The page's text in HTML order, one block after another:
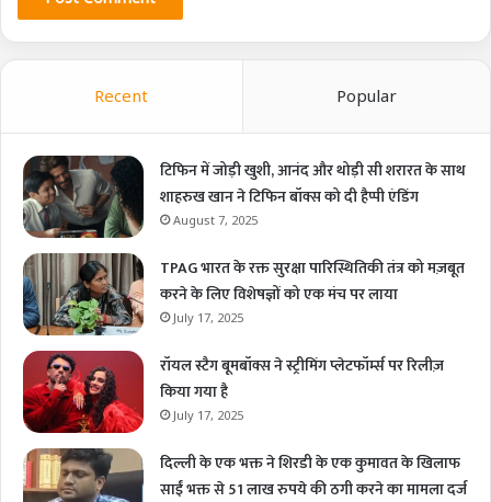
Recent Popular
टिफिन में जोड़ी खुशी, आनंद और थोड़ी सी शरारत के साथ
शाहरुख खान ने टिफिन बॉक्स को दी हैप्पी एंडिंग
August 7, 2025
TPAG भारत के रक्त सुरक्षा पारिस्थितिकी तंत्र को मज़बूत
करने के लिए विशेषज्ञों को एक मंच पर लाया
July 17, 2025
रॉयल स्टैग बूमबॉक्स ने स्ट्रीमिंग प्लेटफॉर्म्स पर रिलीज़
किया गया है
July 17, 2025
दिल्ली के एक भक्त ने शिरडी के एक कुमावत के खिलाफ
साईं भक्त से 51 लाख रुपये की ठगी करने का मामला दर्ज